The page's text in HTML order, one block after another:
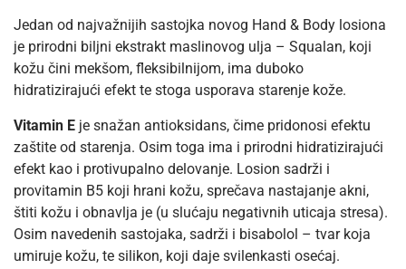
Jedan od najvažnijih sastojka novog Hand & Body losiona
je prirodni biljni ekstrakt maslinovog ulja – Squalan, koji
kožu čini mekšom, fleksibilnijom, ima duboko
hidratizirajući efekt te stoga usporava starenje kože.
Vitamin E je snažan antioksidans, čime pridonosi efektu
zaštite od starenja. Osim toga ima i prirodni hidratizirajući
efekt kao i protivupalno delovanje. Losion sadrži i
provitamin B5 koji hrani kožu, sprečava nastajanje akni,
štiti kožu i obnavlja je (u slućaju negativnih uticaja stresa).
Osim navedenih sastojaka, sadrži i bisabolol – tvar koja
umiruje kožu, te silikon, koji daje svilenkasti osećaj.